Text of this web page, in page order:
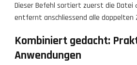
Dieser Befehl sortiert zuerst die Datei
entfernt anschliessend alle doppelten
Kombiniert gedacht:
Anwendungen